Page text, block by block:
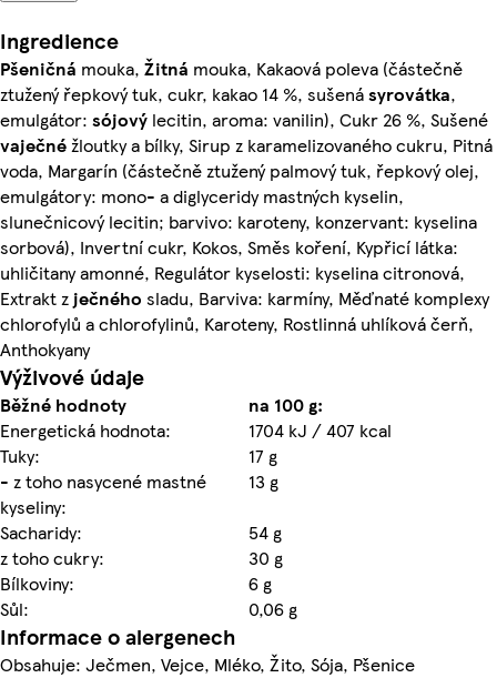
Ingredience
Pšeničná mouka, Žitná mouka, Kakaová poleva (částečně
ztužený řepkový tuk, cukr, kakao 14 %, sušenásyrovátka,
emulgátor: sójový lecitin, aroma: vanilin), Cukr 26 %, Sušené
vaječnéžloutky a bílky, Sirup z karamelizovaného cukru, Pitná
voda, Margarín (částečně ztužený palmový tuk, řepkový olej,
emulgátory: mono- a diglyceridy mastných kyselin,
slunečnicový lecitin; barvivo: karoteny, konzervant: kyselina
sorbová), Invertní cukr, Kokos, Směs koření, Kypřicí látka:
uhličitany amonné, Regulátor kyselosti: kyselina citronová,
Extrakt z ječného sladu, Barviva: karmíny, Měďnaté komplexy
chlorofylů a chlorofylinů, Karoteny, Rostlinná uhlíková čerň,
Anthokyany
Výživové údaje
Běžné hodnoty
na 100 g:
Energetická hodnota:
1704 kJ / 407 kcal
Tuky:
17 g
- z toho nasycené mastné
kyseliny:
13 g
Sacharidy:
54 g
z toho cukry:
30 g
Bílkoviny:
6 g
Sůl:
0,06 g
Informace o alergenech
Obsahuje: Ječmen, Vejce, Mléko, Žito, Sója, Pšenice